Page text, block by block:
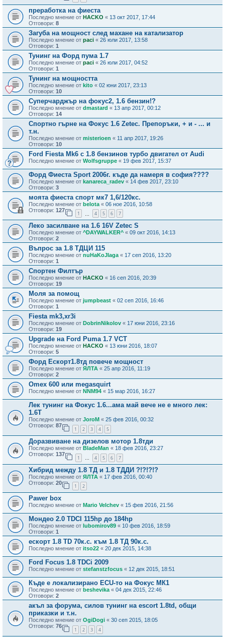
преработка на фиеста
Последно мнение от HACKO « 13 окт 2017, 17:44
Отговори: 8
Загуба на мощност след махане на катализатор
Последно мнение от paci « 26 юли 2017, 13:58
Отговори: 1
Тунинг на Форд пума 1.7
Последно мнение от paci « 26 юли 2017, 04:52
Отговори: 1
Тунинг на мощността
Последно мнение от kito « 02 юни 2017, 23:13
Отговори: 10
Суперчарджър на фокус2, 1.6 бензин!?
Последно мнение от dmastard « 13 апр 2017, 00:12
Отговори: 14
Спортно гърне на Фокус 1.6 Zetec. Препоръки, + и - ... и
т.н.
Последно мнение от misterioen « 11 апр 2017, 19:26
Отговори: 10
Ford Fiesta Mk6 с 1.8 бензинов турбо двигател от Audi
Последно мнение от Wolfsgruppe « 19 фев 2017, 15:37
Форд Фиеста Sport 2006г. къде да намеря в софия????
Последно мнение от kanareca_radev « 14 фев 2017, 23:10
Отговори: 3
моята фиеста спорт мк7 1,6/120кс.
Последно мнение от belota « 06 ное 2016, 10:58
Отговори: 127
1 4 5 6 7
Леко засилване на 1.6 16V Zetec S
Последно мнение от ^DAYWALKER^ « 09 окт 2016, 14:13
Отговори: 2
Въпрос за 1.8 ТДЦИ 115
Последно мнение от nuHaKoJIaga« 17 сеп 2016, 13:20
Отговори: 1
Спортен Филтър
Последно мнение от HACKO « 16 сеп 2016, 20:39
Отговори: 19
Моля за помощ
Последно мнение от jumpbeast « 02 сеп 2016, 16:46
Отговори: 1
Fiesta mk3,xr3i
Последно мнение от DobrinNikolov « 17 юни 2016, 23:16
Отговори: 19
Upgrade на Ford Puma 1.7 VCT
Последно мнение от HACKO « 13 юни 2016, 18:07
Отговори: 5
Форд Ескорт1.8тд повече мощност
Последно мнение от ЯЛТА « 25 апр 2016, 11:19
Отговори: 2
Omex 600 или megasquirt
Последно мнение от NNM94 « 15 мар 2016, 16:27
Лек тунинг на Фокус 1.6...ама май вече не е много лек:
1.6T
Последно мнение от JoroM « 25 фев 2016, 00:32
Отговори: 87
1 2 3 4 5
Доразвиване на дизелов мотор 1.8тди
Последно мнение от BladeMan « 18 фев 2016, 23:27
Отговори: 137
1 … 4 5 6 7
Хибрид между 1.8 ТД и 1.8 ТДДИ ?!?!?!?
Последно мнение от ЯЛТА « 17 фев 2016, 00:40
Отговори: 20
1 2
Pawer box
Последно мнение от Mario Velchev « 15 фев 2016, 21:56
Мондео 2.0 TDCI 115hp до 184hp
Последно мнение от lubomirov89 « 10 фев 2016, 18:59
Отговори: 1
ескорт 1.8 TD 70к.с. към 1.8 ТД 90к.с.
Последно мнение от itso22 « 20 дек 2015, 14:38
Ford Focus 1.8 TDCi 2009
Последно мнение от stefanstzfocus « 12 дек 2015, 18:51
Къде е локализирано ECU-то на Фокус МК1
Последно мнение от beshevika « 04 дек 2015, 22:46
Отговори: 2
акъл за форума, силов тунинг на escort 1.8td, общи
приказки и т.н.
Последно мнение от OgiDogi « 30 сеп 2015, 18:05
Отговори: 76
1 2 3 4